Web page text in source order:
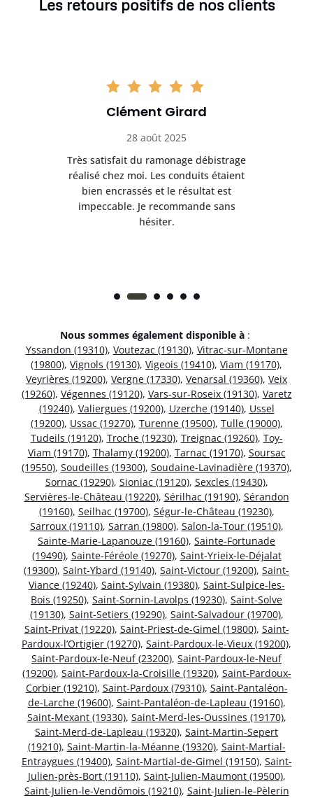
Les retours positifs de nos clients
Clément Girard
28 août 2025
Très satisfait du ramonage débistrage
réalisé chez moi. Les conduits étaient
bien encrassés et le résultat est
impeccable. Je recommande sans
hésiter.
Nous sommes également disponible à :
Yssandon (19310), Voutezac (19130), Vitrac-sur-Montane
(19800), Vignols (19130), Vigeois (19410), Viam (19170),
Veyrières (19200), Vergne (17330), Venarsal (19360), Veix
(19260), Végennes (19120), Vars-sur-Roseix (19130), Varetz
(19240), Valiergues (19200), Uzerche (19140), Ussel
(19200), Ussac (19270), Turenne (19500), Tulle (19000),
Tudeils (19120), Troche (19230), Treignac (19260), Toy-
Viam (19170), Thalamy (19200), Tarnac (19170), Soursac
(19550), Soudeilles (19300), Soudaine-Lavinadière (19370),
Sornac (19290), Sioniac (19120), Sexcles (19430),
Servières-le-Château (19220), Sérilhac (19190), Sérandon
(19160), Seilhac (19700), Ségur-le-Château (19230),
Sarroux (19110), Sarran (19800), Salon-la-Tour (19510),
Sainte-Marie-Lapanouze (19160), Sainte-Fortunade
(19490), Sainte-Féréole (19270), Saint-Yrieix-le-Déjalat
(19300), Saint-Ybard (19140), Saint-Victour (19200), Saint-
Viance (19240), Saint-Sylvain (19380), Saint-Sulpice-les-
Bois (19250), Saint-Sornin-Lavolps (19230), Saint-Solve
(19130), Saint-Setiers (19290), Saint-Salvadour (19700),
Saint-Privat (19220), Saint-Priest-de-Gimel (19800), Saint-
Pardoux-l’Ortigier (19270), Saint-Pardoux-le-Vieux (19200),
Saint-Pardoux-le-Neuf (23200), Saint-Pardoux-le-Neuf
(19200), Saint-Pardoux-la-Croisille (19320), Saint-Pardoux-
Corbier (19210), Saint-Pardoux (79310), Saint-Pantaléon-
de-Larche (19600), Saint-Pantaléon-de-Lapleau (19160),
Saint-Mexant (19330), Saint-Merd-les-Oussines (19170),
Saint-Merd-de-Lapleau (19320), Saint-Martin-Sepert
(19210), Saint-Martin-la-Méanne (19320), Saint-Martial-
Entraygues (19400), Saint-Martial-de-Gimel (19150), Saint-
Julien-près-Bort (19110), Saint-Julien-Maumont (19500),
Saint-Julien-le-Vendômois (19210), Saint-Julien-le-Pèlerin